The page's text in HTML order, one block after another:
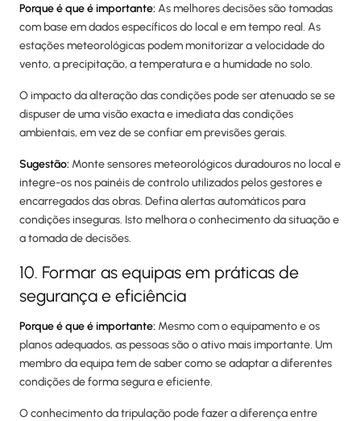
Porque é que é importante: As melhores decisões são tomadas
com base em dados específicos do local e em tempo real. As
estações meteorológicas podem monitorizar a velocidade do
vento, a precipitação, a temperatura e a humidade no solo.
O impacto da alteração das condições pode ser atenuado se se
dispuser de uma visão exacta e imediata das condições
ambientais, em vez de se confiar em previsões gerais.
Sugestão: Monte sensores meteorológicos duradouros no local e
integre-os nos painéis de controlo utilizados pelos gestores e
encarregados das obras. Defina alertas automáticos para
condições inseguras. Isto melhora o conhecimento da situação e
a tomada de decisões.
10. Formar as equipas em práticas de
segurança e eficiência
Porque é que é importante: Mesmo com o equipamento e os
planos adequados, as pessoas são o ativo mais importante. Um
membro da equipa tem de saber como se adaptar a diferentes
condições de forma segura e eficiente.
O conhecimento da tripulação pode fazer a diferença entre